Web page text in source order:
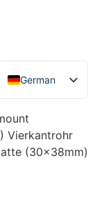
German
English
Vierkantrohr
(30x38mm)